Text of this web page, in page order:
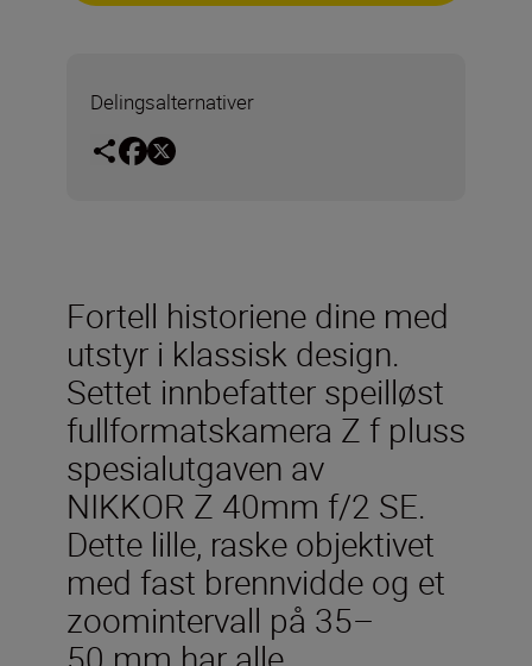
Delingsalternativer
Fortell historiene dine med
utstyr i klassisk design.
Settet innbefatter speilløst
fullformatskamera Z f pluss
spesialutgaven av
NIKKOR Z 40mm f/2 SE.
Dette lille, raske objektivet
med fast brennvidde og et
zoomintervall på 35–